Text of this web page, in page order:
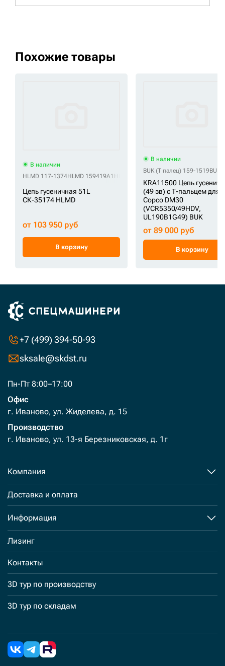
Похожие товары
В наличии
HLMD 117-1374HLMD 159419A1 HLMD 168275A1 HLMD 168-9060
Цепь гусеничная 51L
СК-35174 HLMD
от 103 950 руб
В корзину
В наличии
BUK (Т палец) 159-1519BUK
KRA11500 Цепь
(49 зв) c Т-пальцем для
Copco DM30
(VCR5350/49HDV,
UL190B1G49) BUK
от 89 000 руб
В корзину
+7 (499) 394-50-93
sksale@skdst.ru
Пн-Пт 8:00–17:00
Офис
г. Иваново, ул. Жиделева, д. 15
Производство
г. Иваново, ул. 13-я Березниковская, д. 1г
Компания
Доставка и оплата
Информация
Лизинг
Контакты
3D тур по производству
3D тур по складам